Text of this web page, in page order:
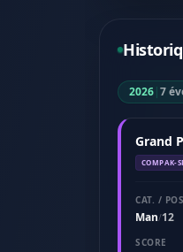
2026|7
Grand
COMPAK-
CAT. /
Man/12
SCORE